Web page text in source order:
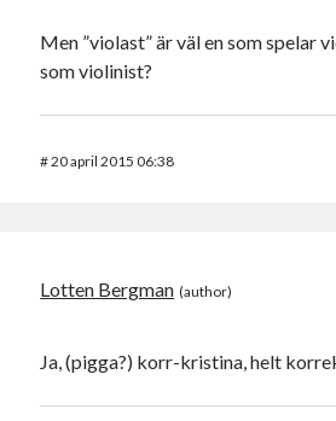
Men ”violast” är väl en som spelar
som violinist?
#20 april 2015 06:38
Lotten Bergman
Ja, (pigga?) korr-kristina, helt